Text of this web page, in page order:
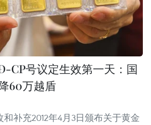
CP号议定生效第一天：国
60万越盾
补充2012年4月3日颁布关于黄金